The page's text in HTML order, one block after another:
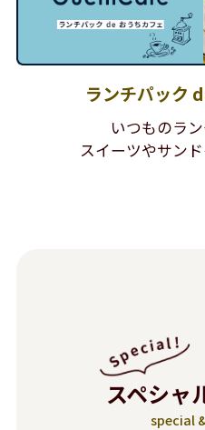
ランチパック
いつものラン
スイーツやサン
スペシャ
special